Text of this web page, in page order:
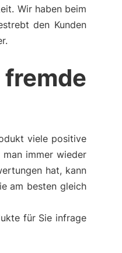
Wir haben beim
den Kunden
viele positive
immer wieder
hat, kann
am besten gleich
für Sie infrage